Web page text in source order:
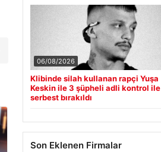
06/08/2026
Klibinde silah kullanan rapçi Yuşa
Keskin ile 3 şüpheli adli kontrol ile
serbest bırakıldı
Son Eklenen Firmalar